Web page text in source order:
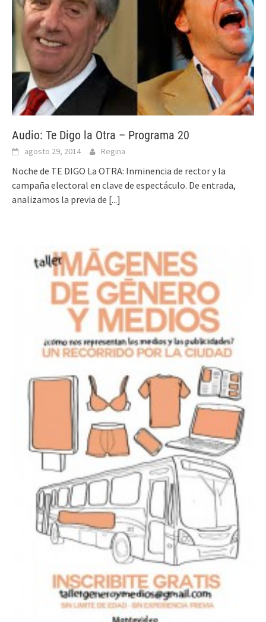
Audio: Te Digo la Otra – Programa 20
agosto 29, 2014 Regina
Noche de TE DIGO La OTRA: Inminencia de rector y la
campaña electoral en clave de espectáculo. De entrada,
analizamos la previa de [...]